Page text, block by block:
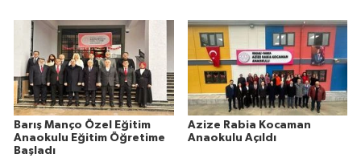
Barış Manço Özel Eğitim
Anaokulu Eğitim Öğretime
Başladı
Azize Rabia Kocaman
Anaokulu Açıldı